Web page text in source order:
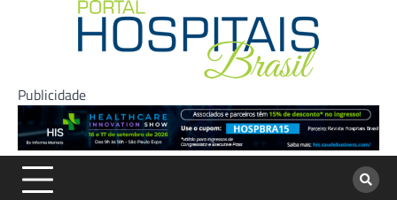
Publicidade